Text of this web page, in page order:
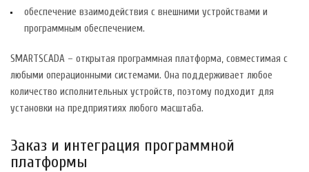
обеспечение взаимодействия с внешними устройствами и
программным обеспечением.
SMARTSCADA – открытая программная платформа, совместимая с
любыми операционными системами. Она поддерживает любое
количество исполнительных устройств, поэтому подходит для
установки на предприятиях любого масштаба.
Заказ и интеграция программной
платформы